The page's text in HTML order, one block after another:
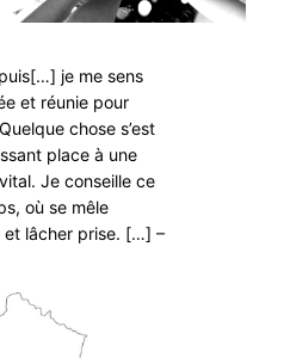
je me sens
et réunie pour
chose s’est
place à une
Je conseille ce
où se mêle
et lâcher prise. […] –